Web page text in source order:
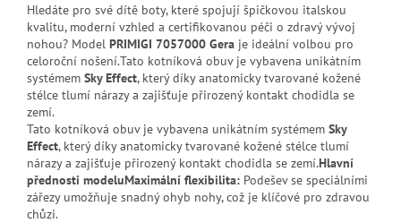
Hledáte pro své dítě boty, které spojují špičkovou italskou
kvalitu, moderní vzhled a certifikovanou péči o zdravý vývoj
nohou? Model PRIMIGI 7057000 Gera je ideální volbou pro
celoroční nošení.Tato kotníková obuv je vybavena unikátním
systémem Sky Effect, který díky anatomicky tvarované kožené
stélce tlumí nárazy a zajišťuje přirozený kontakt chodidla se
zemí.
Tato kotníková obuv je vybavena unikátním systémem Sky
Effect, který díky anatomicky tvarované kožené stélce tlumí
nárazy a zajišťuje přirozený kontakt chodidla se zemí.Hlavní
přednosti modeluMaximální flexibilita: Podešev se speciálními
zářezy umožňuje snadný ohyb nohy, což je klíčové pro zdravou
chůzi.